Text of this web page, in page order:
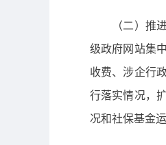
（二）推进
级政府网站集
收费、涉企行
行落实情况，
况和社保基金